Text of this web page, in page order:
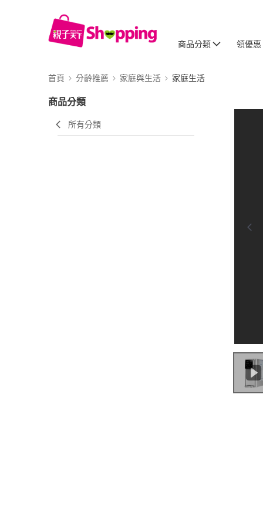
商品分類 領優惠
首頁 分齡推薦 家庭與生活 家庭生活
商品分類
所有分類